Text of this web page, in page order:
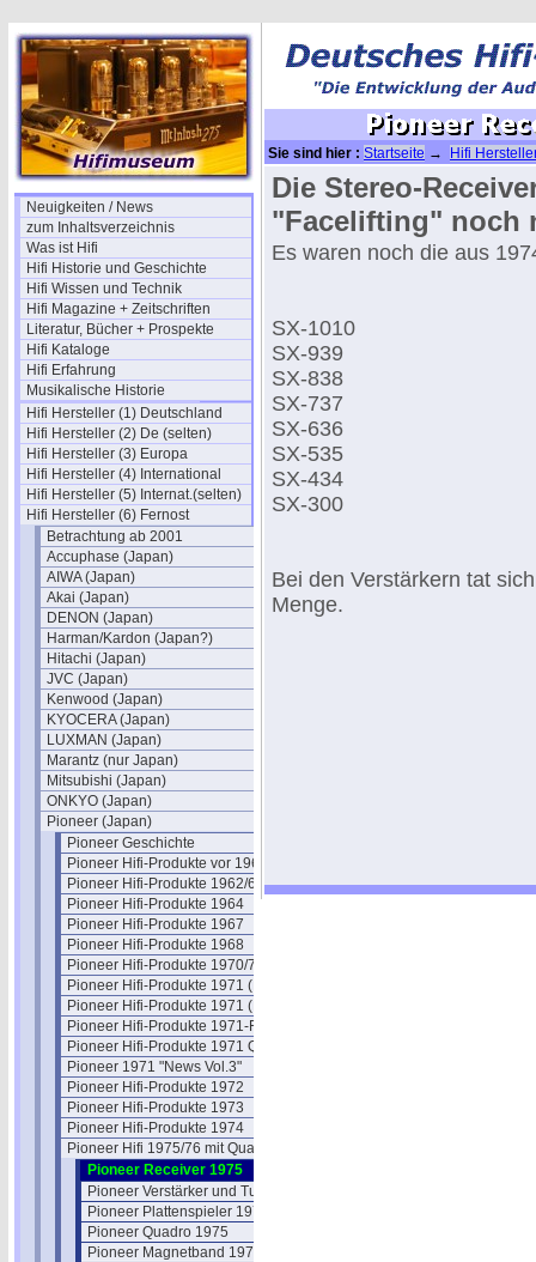
Neuigkeiten / News
zum Inhaltsverzeichnis
Was ist Hifi
Hifi Historie und Geschichte
Hifi Wissen und Technik
Hifi Magazine + Zeitschriften
Literatur, Bücher + Prospekte
Hifi Kataloge
Hifi Erfahrung
Musikalische Historie
Hifi Hersteller (1) Deutschland
Hifi Hersteller (2) De (selten)
Hifi Hersteller (3) Europa
Hifi Hersteller (4) International
Hifi Hersteller (5) Internat.(selten)
Hifi Hersteller (6) Fernost
Betrachtung ab 2001
Accuphase (Japan)
AIWA (Japan)
Akai (Japan)
DENON (Japan)
Harman/Kardon (Japan?)
Hitachi (Japan)
JVC (Japan)
Kenwood (Japan)
KYOCERA (Japan)
LUXMAN (Japan)
Marantz (nur Japan)
Mitsubishi (Japan)
ONKYO (Japan)
Pioneer (Japan)
Pioneer Geschichte
Pioneer Hifi-Produkte vor 1961
Pioneer Hifi-Produkte 1962/63
Pioneer Hifi-Produkte 1964
Pioneer Hifi-Produkte 1967
Pioneer Hifi-Produkte 1968
Pioneer Hifi-Produkte 1970/71
Pioneer Hifi-Produkte 1971 (Belgien)
Pioneer Hifi-Produkte 1971 (DE)
Pioneer Hifi-Produkte 1971-Flyer
Pioneer Hifi-Produkte 1971 Quadro
Pioneer 1971 "News Vol.3"
Pioneer Hifi-Produkte 1972
Pioneer Hifi-Produkte 1973
Pioneer Hifi-Produkte 1974
Pioneer Hifi 1975/76 mit Quadro
Pioneer Receiver 1975
Pioneer Verstärker und Tuner 1975
Pioneer Plattenspieler 1975
Pioneer Quadro 1975
Pioneer Magnetband 1975
Sie sind hier : Startseite →
Hifi
Die Stereo-
"Facelifting" noch
Es waren noch die aus
SX-1010
SX-939
SX-838
SX-737
SX-636
SX-535
SX-434
SX-300
Bei den Verstärkern tat
Menge.